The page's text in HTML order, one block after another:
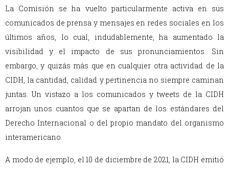
La Comisión se ha vuelto particularmente activa en sus
comunicados de prensa y mensajes en redes sociales en los
últimos años, lo cual, indudablemente, ha aumentado la
visibilidad y el impacto de sus pronunciamientos. Sin
embargo, y quizás más que en cualquier otra actividad de la
CIDH, la cantidad, calidad y pertinencia no siempre caminan
juntas. Un vistazo a los comunicados y tweets de la CIDH
arrojan unos cuantos que se apartan de los estándares del
Derecho Internacional o del propio mandato del organismo
interamericano.
A modo de ejemplo, el 10 de diciembre de 2021, la CIDH emitió